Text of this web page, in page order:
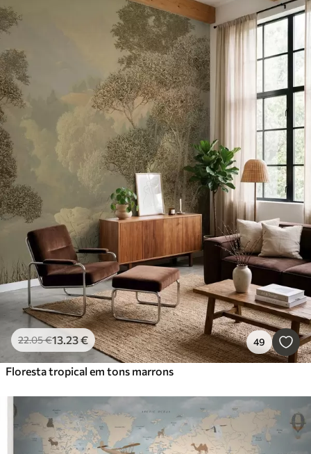
22.05€13 .23€ 49
Floresta tropical em tons marrons